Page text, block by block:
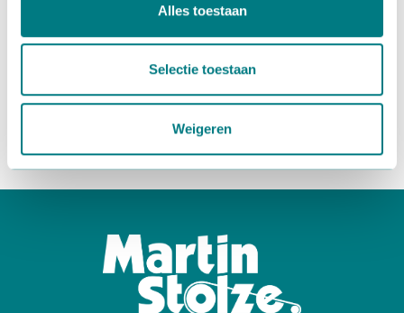
Alles toestaan
Selectie toestaan
Weigeren
De kennis en jarenlange ervaring van Greenpride en Martin
Stolze staat dan tot uw beschikking.
mailof +31(0)174 21 90 96
: +31 (0)591 31 50 20